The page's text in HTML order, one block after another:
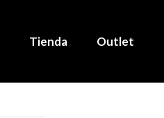
Tienda Outlet